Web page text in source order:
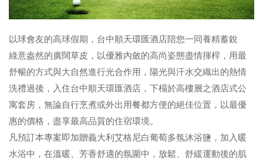
以球會友的高球假期，台中順天環匯酒店陪您一同養精蓄銳
綠意盎然的廣闊草皮，以優雅內斂的高尚姿態盡情揮桿，用最
舒暢的方式與大自然進行光合作用，陽光與汗水交織出的熱情
洗禮過後，入住台中順天環匯酒店，下榻於高樓層之酒店式公
寓套房，無論自行烹煮或外出用餐都方便的絕佳位置，以最優
惠的價格，盡享最高品質的住宿環境。
凡預訂本專案即加贈義大利艾格尼白葡萄多氛沐浴鹽，加入暖
水浴中，在溫暖、芳香舒適的氛圍中，放鬆、舒緩運動後的肌